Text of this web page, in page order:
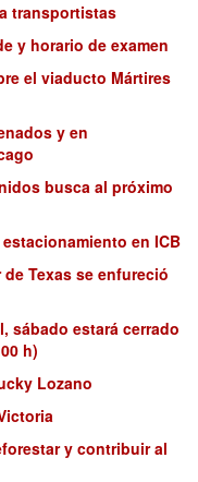
transportistas
y horario de examen
el viaducto Mártires
y en
busca al próximo
en ICB
Texas se enfureció
sábado estará cerrado
h)
Lozano
y contribuir al